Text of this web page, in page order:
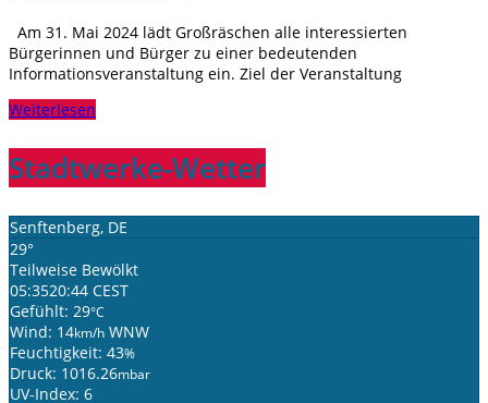
Am 31. Mai 2024 lädt Großräschen alle interessierten
Bürgerinnen und Bürger zu einer bedeutenden
Informationsveranstaltung ein. Ziel der Veranstaltung
Weiterlesen
Stadtwerke-Wetter
Senftenberg, DE
29°
Teilweise Bewölkt
05:3520:44 CEST
Gefühlt: 29°C
Wind: 14km/h WNW
Feuchtigkeit: 43%
Druck: 1016.26mbar
UV-Index: 6